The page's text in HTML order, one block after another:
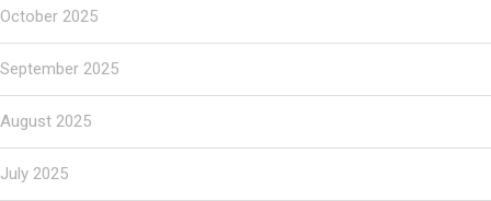
October 2025
September 2025
August 2025
July 2025